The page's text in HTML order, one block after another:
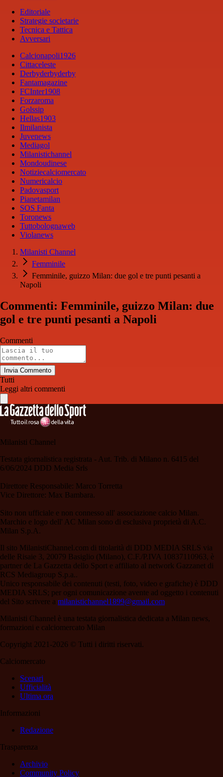
Editoriale
Strategie societarie
Tecnica e Tattica
Avversari
Calcionapoli1926
Cittaceleste
Derbyderbyderby
Fantamagazine
FCInter1908
Forzaroma
Golssip
Hellas1903
Ilmilanista
Juvenews
Mediagol
Milanistichannel
Mondoudinese
Notiziecalciomercato
Numericalcio
Padovasport
Pianetamilan
SOS Fanta
Toronews
Tuttobolognaweb
Violanews
Milanisti Channel
Femminile
Femminile, guizzo Milan: due gol e tre punti pesanti a
Napoli
Commenti: Femminile, guizzo Milan: due
gol e tre punti pesanti a Napoli
Commenti
Invia Commento
Tutti
Leggi altri commenti
Milanisti Channel
Testata giornalistica registrata - Aut. Trib. di Milano n. 6415 del
6/06/2024 DDD Media Srls
Direttore Responsabile: Marco Torretta
Vice Direttore: Max Bambara.
Sito non ufficiale e non connesso all' associazione calcio Milan.
Marchio e logo dell' AC Milan sono di esclusiva proprietà di A.C.
Milan S.p.A.
Il sito MilanistiChannel.com di titolarità di DDD MEDIA SRLS via
delle Risaie 3, 20079 Basiglio (Milano), C.F./P.IVA 10837110963, è
partner de La Gazzetta dello Sport e affiliato al network Gazzanet di
RCS Mediagroup S.p.a..
Unico responsabile dei contenuti (testi, foto, video e grafiche) è DDD
MEDIA SRLS; per ogni comunicazione avente ad oggetto i contenuti
del Sito scrivere a milanistichannel1899@gmail.com
Milanisti Channel è una testata giornalistica dedicata a Milan news,
formazioni e calciomercato Milan
Copyright 2021-2026 © Tutti i diritti riservati.
Calciomercato
Scenari
Ufficialità
Ultima ora
Informazioni
Redazione
Trasparenza
Archivio
Community Policy